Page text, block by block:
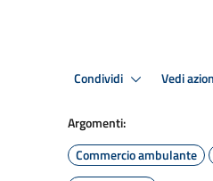
Condividi Vedi
Argomenti:
Commercio ambulante